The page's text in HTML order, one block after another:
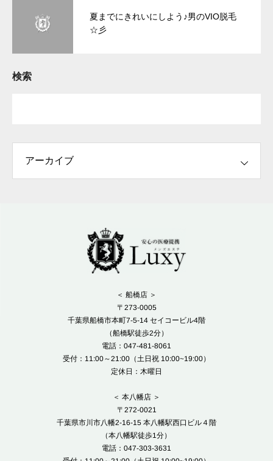
夏までにきれいにしよう♪男のVIO脱毛
☆彡
検索
＜ 船橋店 ＞
〒273-0005
千葉県船橋市本町7-5-14 セイコービル4階
（船橋駅徒歩2分）
電話：047-481-8061
受付：11:00～21:00（土日祝 10:00~19:00）
定休日：木曜日
＜ 本八幡店 ＞
〒272-0021
千葉県市川市八幡2-16-15 本八幡駅西口ビル４階
（本八幡駅徒歩1分）
電話：047-303-3631